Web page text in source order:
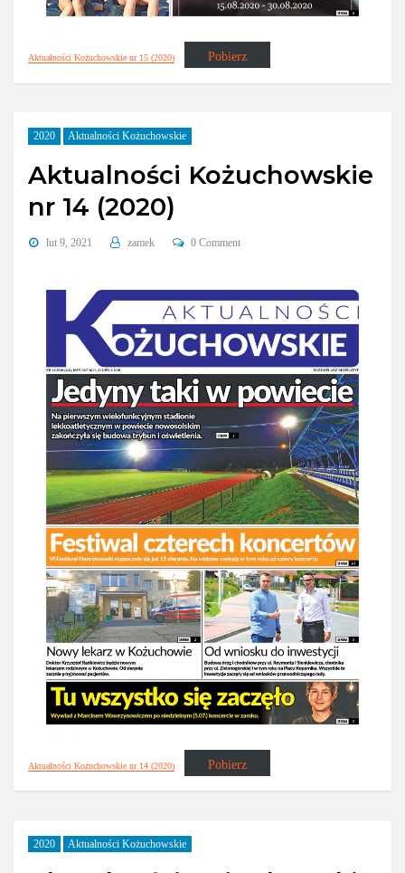
Aktualności Kożuchowskie nr 15 (2020) Pobierz
2020 Aktualności Kożuchowskie
Aktualności Kożuchowskie
nr 14 (2020)
lut 9, 2021 zamek 0 Comment
Aktualności Kożuchowskie nr 14 (2020) Pobierz
2020 Aktualności Kożuchowskie